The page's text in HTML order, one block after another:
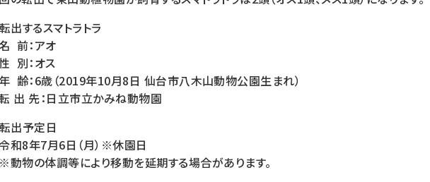
出するスマトラトラ
前：アオ
別：オス
齢：6歳（2019年10月8日 仙台市八木山動物公園生まれ）
出 先：日立市立かみね動物園
出予定日
和8年7月6日（月）※休園日
物の体調等により移動を延期する場合があります。